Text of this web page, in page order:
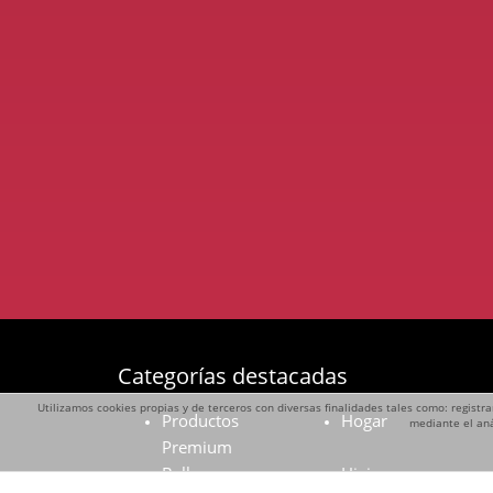
Categorías destacadas
Productos
Premium
Hogar
Belleza
Higiene
Utilizamos cookies propias y de terceros con diversas finalidades tales como:
mediante el